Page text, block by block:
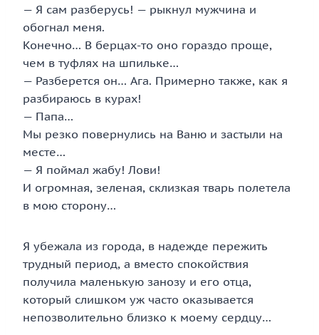
— Я сам разберусь! — рыкнул мужчина и
обогнал меня.
Конечно… В берцах-то оно гораздо проще,
чем в туфлях на шпильке…
— Разберется он… Ага. Примерно также, как я
разбираюсь в курах!
— Папа…
Мы резко повернулись на Ваню и застыли на
месте…
— Я поймал жабу! Лови!
И огромная, зеленая, склизкая тварь полетела
в мою сторону…
Я убежала из города, в надежде пережить
трудный период, а вместо спокойствия
получила маленькую занозу и его отца,
который слишком уж часто оказывается
непозволительно близко к моему сердцу…